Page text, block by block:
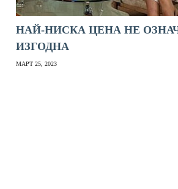
НАЙ-НИСКА ЦЕНА НЕ
ИЗГОДНА
МАРТ 25, 2023